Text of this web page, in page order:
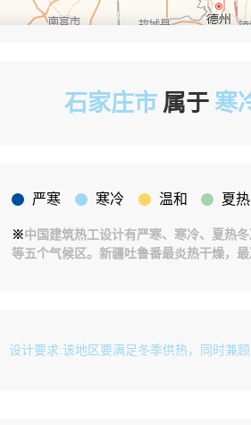
石家庄市 属于 寒
严寒 寒冷 温和 夏
※中国建筑热工设计有严寒、寒冷、夏热
等五个气候区。新疆吐鲁番最炎热干燥，最
设计要求:该地区要满足冬季供热，同时兼顾